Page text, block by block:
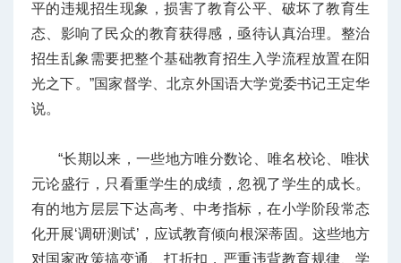
平的违规招生现象，损害了教育公平、破坏了教育生
态、影响了民众的教育获得感，亟待认真治理。整治
招生乱象需要把整个基础教育招生入学流程放置在阳
光之下。”国家督学、北京外国语大学党委书记王定华
说。
“长期以来，一些地方唯分数论、唯名校论、唯状
元论盛行，只看重学生的成绩，忽视了学生的成长。
有的地方层层下达高考、中考指标，在小学阶段常态
化开展‘调研测试’，应试教育倾向根深蒂固。这些地方
对国家政策搞变通、打折扣，严重违背教育规律、学